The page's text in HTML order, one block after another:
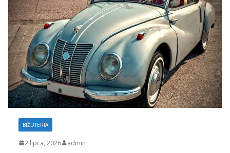
BIŻUTERIA
2 lipca, 2026 admin